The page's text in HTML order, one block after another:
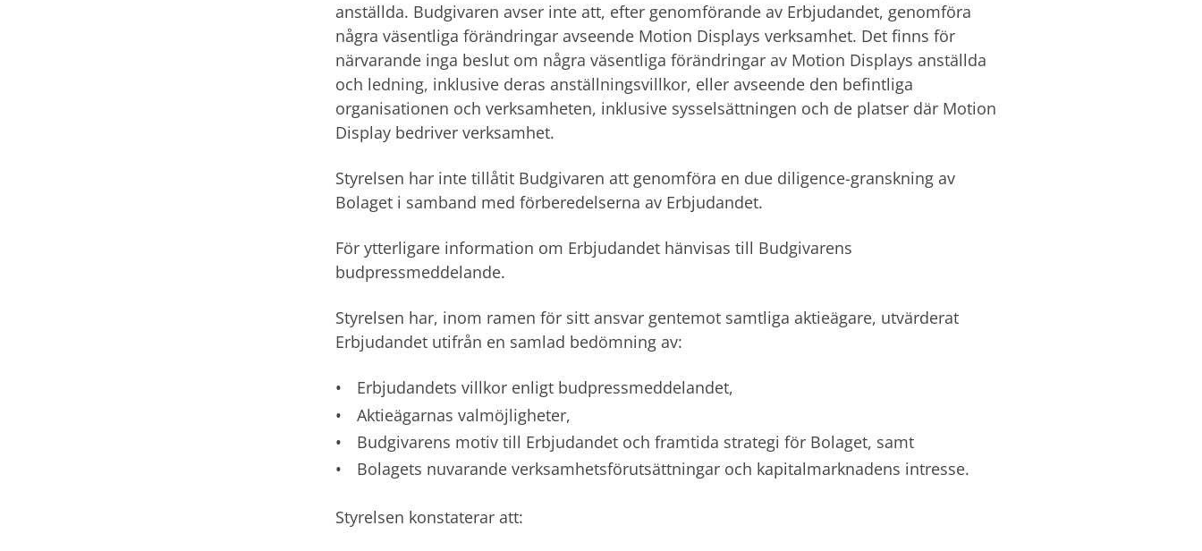
anställda. Budgivaren avser inte att, efter genomförande av Erbjudandet, genomföra
några väsentliga förändringar avseende Motion Displays verksamhet. Det finns för
närvarande inga beslut om några väsentliga förändringar av Motion Displays anställda
och ledning, inklusive deras anställningsvillkor, eller avseende den befintliga
organisationen och verksamheten, inklusive sysselsättningen och de platser där Motion
Display bedriver verksamhet.
Styrelsen har inte tillåtit Budgivaren att genomföra en due diligence-granskning av
Bolaget i samband med förberedelserna av Erbjudandet.
För ytterligare information om Erbjudandet hänvisas till Budgivarens
budpressmeddelande.
Styrelsen har, inom ramen för sitt ansvar gentemot samtliga aktieägare, utvärderat
Erbjudandet utifrån en samlad bedömning av:
Erbjudandets villkor enligt budpressmeddelandet,
Aktieägarnas valmöjligheter,
Budgivarens motiv till Erbjudandet och framtida strategi för Bolaget, samt
Bolagets nuvarande verksamhetsförutsättningar och kapitalmarknadens intresse.
Styrelsen konstaterar att: